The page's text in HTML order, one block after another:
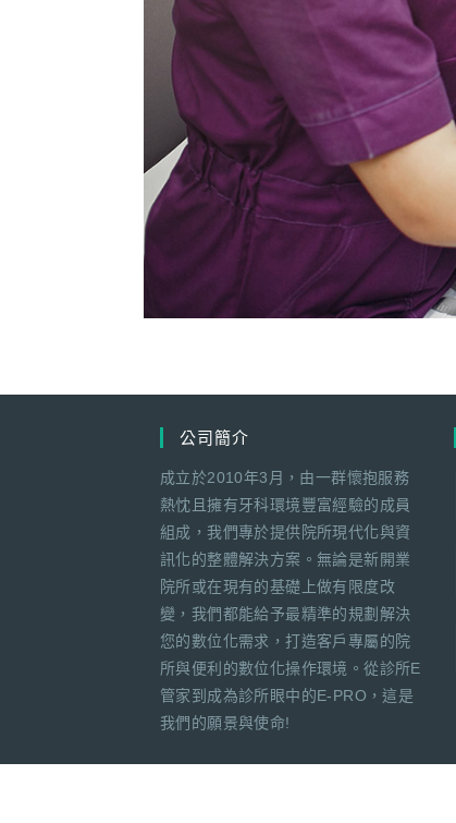
公司簡介
成立於2010年3月，由一群懷抱服務
熱忱且擁有牙科環境豐富經驗的成員
組成，我們專於提供院所現代化與資
訊化的整體解決方案。無論是新開業
院所或在現有的基礎上做有限度改
變，我們都能給予最精準的規劃解決
您的數位化需求，打造客戶專屬的院
所與便利的數位化操作環境。從診所E
管家到成為診所眼中的E-PRO，這是
我們的願景與使命!